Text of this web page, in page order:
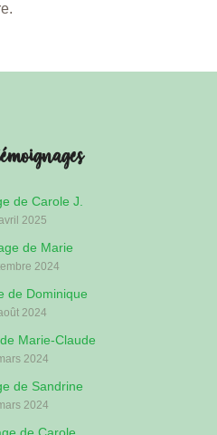
de Carole J.
2025
de Marie
2024
de Dominique
2024
Marie-Claude
2024
de Sandrine
2024